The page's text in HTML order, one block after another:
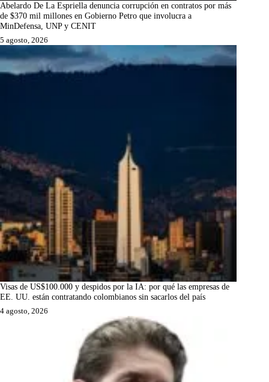
Abelardo De La Espriella denuncia corrupción en contratos por más
de $370 mil millones en Gobierno Petro que involucra a
MinDefensa, UNP y CENIT
5 agosto, 2026
Visas de US$100.000 y despidos por la IA: por qué las empresas de
EE. UU. están contratando colombianos sin sacarlos del país
4 agosto, 2026